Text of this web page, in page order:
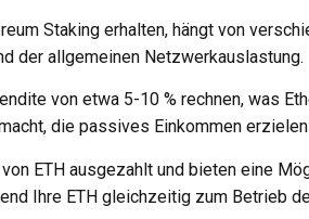
Staking erhalten, hängt von
der allgemeinen Netzwerkauslastung.
von etwa 5-10 % rechnen, was
die passives Einkommen
ETH ausgezahlt und bieten eine
Ihre ETH gleichzeitig zum Betrieb